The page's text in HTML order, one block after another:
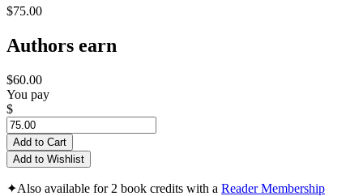
$75.00
Authors earn
$60.00
You pay
$
Add to Cart
Add to Wishlist
✦Also available for 2 book credits with a Reader Membership